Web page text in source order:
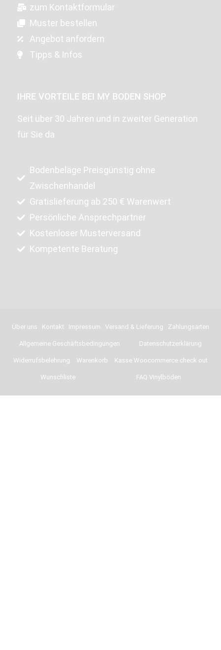
zum Kontaktformular
Muster bestellen
Angebot anfordern
Tipps & Infos
IHRE VORTEILE BEI MY BODEN SHOP
Seit über 30 Jahren und in zweiter Generation
für Sie da
Bodenbeläge Preisgünstig ohne
Zwischenhandel
Gratislieferung ab 250 € Warenwert
Persönliche Ansprechpartner
Kostenloser Musterversand
Kompetente Beratung
Über uns Kontakt Impressum Versand & Lieferung Zahlungsarten
Allgemeine Geschäftsbedingungen Datenschutzerklärung
Widerrufsbelehrung Warenkorb Kasse Woocommerce check out
Wunschliste FAQ Vinylböden